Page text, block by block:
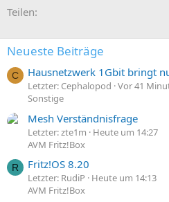
Teilen:
Neueste Beiträge
C Hausnetzwerk 1Gbit bringt
Letzter: Cephalopod Vor 41
Sonstige
Mesh Verständnisfrage
Letzter: zte1m
Heute um 14:27
AVM Fritz!Box
R Fritz!OS 8.20
Letzter: RudiP
Heute um 14:13
AVM Fritz!Box